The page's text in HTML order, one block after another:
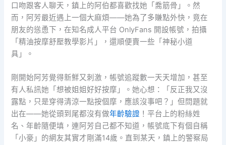
口吻跟客人聊天，鎮上的阿伯都喜歡找她「喬筋骨」。然
而，阿芳最近遇上一個大麻煩——她為了多賺點外快，竟在
朋友的慫恿下，在知名成人平台 OnlyFans 開設帳號，拍攝
「精油按摩舒壓教學影片」，還順便賣一些「神秘小道
具」。
剛開始阿芳覺得新鮮又刺激，帳號追蹤數一天天增加，甚至
有人私訊她「想被姐姐好好按摩」。她心想：「反正我又沒
露點，只是穿得清涼一點按個摩，應該沒事吧？」但問題就
出在——她從頭到尾都沒有做年齡驗證 ！平台上的粉絲姓
名、年齡隨便填，連阿芳自己都不知道，帳號底下有個自稱
「小豪」的網友其實才剛滿14歲。直到某天，鎮上的警察局